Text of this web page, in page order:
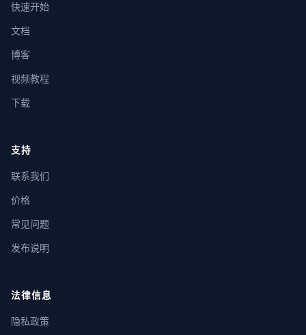
快速开始
文档
博客
视频教程
下载
支持
联系我们
价格
常见问题
发布说明
法律信息
隐私政策